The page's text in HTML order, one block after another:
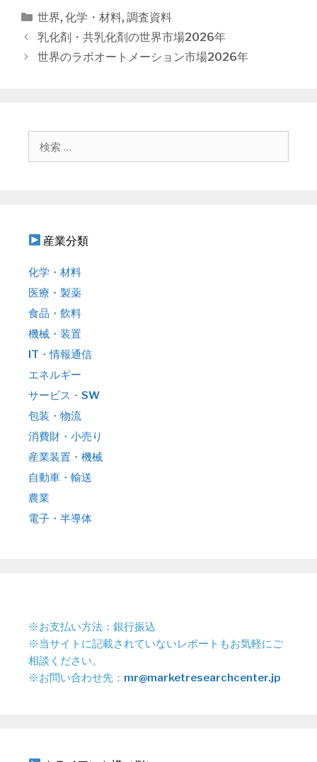
カ
テ
ゴ
世界, 化学・材料, 調査資料
投
稿
乳化剤・共乳化剤の世界市場2026年
世界のラボオートメーション市場2026年
産業分類
化学・材料
医療・製薬
食品・飲料
機械・装置
IT・情報通信
エネルギー
サービス・SW
包装・物流
消費財・小売り
産業装置・機械
自動車・輸送
農業
電子・半導体
※お支払い方法：銀行振込
※当サイトに記載されていないレポートもお気軽にご
相談ください。
※お問い合わせ先： mr@marketresearchcenter.jp